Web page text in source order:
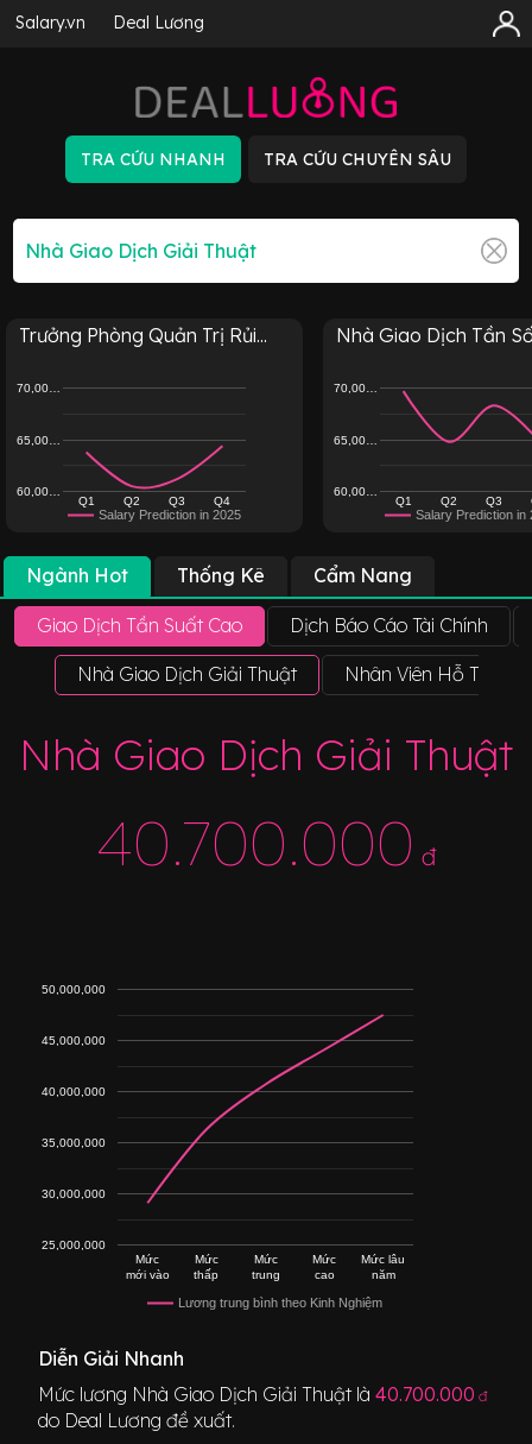
Salary.vn Deal Lương
Trưởng Phòng Quản Trị Rủi...
Salary Prediction in 2025
Q1 Q2 Q3 Q4
60,00…
65,00…
70,00…
Nhà Giao Dịch Tần
Salary Prediction in
Q1 Q2 Q3
60,00…
65,00…
70,00…
Ngành Hot Thống Kê Cẩm Nang
Giao Dịch Tần Suất Cao Dịch Báo Cáo Tài Chính
Nhà Giao Dịch Giải Thuật Nhân Viên Hỗ Trợ
Nhà Giao Dịch Giải Thuật
40.700.000 đ
Lương trung bình theo Kinh Nghiệm
Mức
mới vào
Mức
thấp
Mức
trung
Mức
cao
Mức lâu
năm
25,000,000
30,000,000
35,000,000
40,000,000
45,000,000
50,000,000
Diễn Giải Nhanh
Mức lương Nhà Giao Dịch Giải Thuật là40.700.000 đ
do Deal Lương đề xuất.